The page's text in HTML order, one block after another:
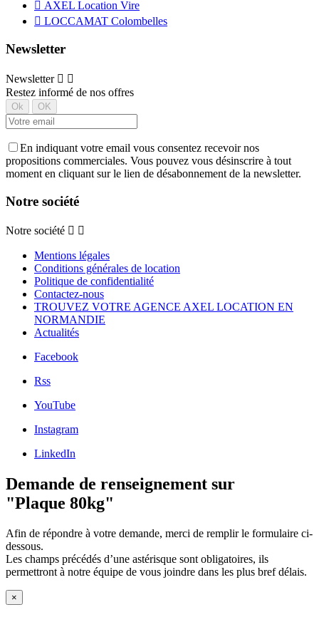
 AXEL Location Vire
 LOCCAMAT Colombelles
Newsletter
Newsletter  
Restez informé de nos offres
En indiquant votre email vous consentez recevoir nos
propositions commerciales. Vous pouvez vous désinscrire à tout
moment en cliquant sur le lien de désabonnement de la newsletter.
Notre société
Notre société  
Mentions légales
Conditions générales de location
Politique de confidentialité
Contactez-nous
TROUVEZ VOTRE AGENCE AXEL LOCATION EN
NORMANDIE
Actualités
Facebook
Rss
YouTube
Instagram
LinkedIn
Demande de renseignement sur
"Plaque 80kg"
Afin de répondre à votre demande, merci de remplir le formulaire ci-
dessous.
Les champs précédés d’une astérisque sont obligatoires, ils
permettront à notre équipe de vous joindre dans les plus bref délais.
×